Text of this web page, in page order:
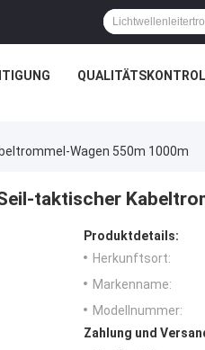
Wagen 550m 1000m
taktischer
Produktdetails:
Herkunftsort:
Markenname:
Modellnummer:
Zahlung und